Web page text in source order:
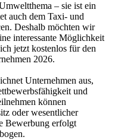
– sie ist ein
auch dem Taxi- und
Deshalb möchten wir
interessante Möglichkeit
jetzt kostenlos für den
2026.
Unternehmen aus,
und
können
oder wesentlicher
Bewerbung erfolgt